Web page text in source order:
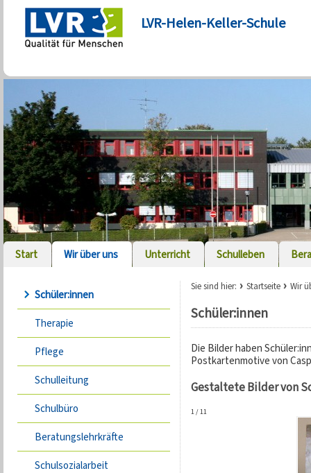
LVR-Helen-Keller-Schule
Start Wir über uns Unterricht Schulleben
Schüler:innen
Therapie
Pflege
Schulleitung
Schulbüro
Beratungslehrkräfte
Schulsozialarbeit
Sie sind hier: Startseite Wir
Schüler:innen
Die Bilder haben
Postkartenmotive von
Gestaltete Bilder von
1/11